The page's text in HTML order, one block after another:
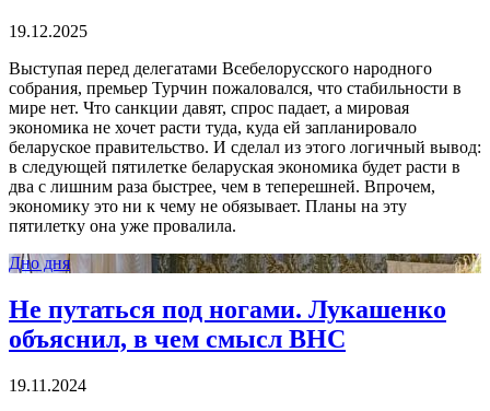
19.12.2025
Выступая перед делегатами Всебелорусского народного
собрания, премьер Турчин пожаловался, что стабильности в
мире нет. Что санкции давят, спрос падает, а мировая
экономика не хочет расти туда, куда ей запланировало
беларуское правительство. И сделал из этого логичный вывод:
в следующей пятилетке беларуская экономика будет расти в
два с лишним раза быстрее, чем в теперешней. Впрочем,
экономику это ни к чему не обязывает. Планы на эту
пятилетку она уже провалила.
Дно дня
Не путаться под ногами. Лукашенко
объяснил, в чем смысл ВНС
19.11.2024